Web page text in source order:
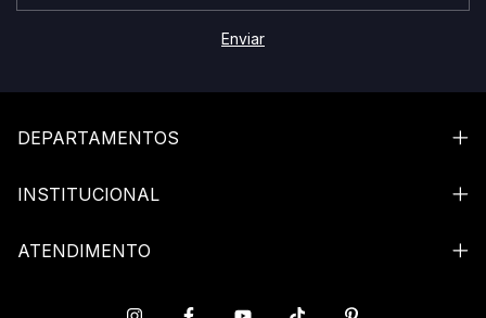
DEPARTAMENTOS
INSTITUCIONAL
ATENDIMENTO